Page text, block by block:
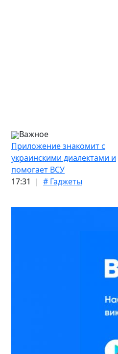
Важное
Приложение знакомит с
украинскими диалектами и
помогает ВСУ
17:31 | # Гаджеты